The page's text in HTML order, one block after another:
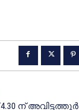
ന് അവിട്ടത്തൂര്‍